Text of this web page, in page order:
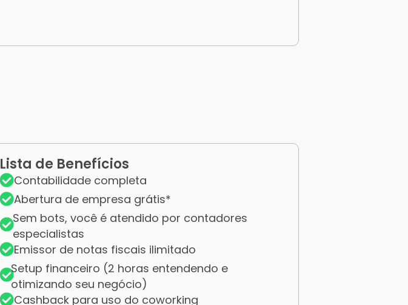
Lista de Benefícios
Contabilidade completa
Abertura de empresa grátis*
Sem bots, você é atendido por contadores
especialistas
Emissor de notas fiscais ilimitado
Setup financeiro (2 horas entendendo e
otimizando seu negócio)
Cashback para uso do coworking